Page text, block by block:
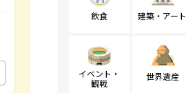
飲食 建築・アート
イベント・
観戦
世界遺産